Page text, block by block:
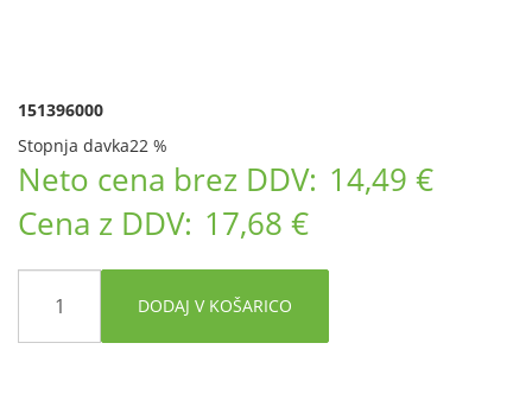
151396000
Stopnja davka22 %
Neto cena brez DDV: 14,49 €
Cena z DDV: 17,68 €
DODAJ V KOŠARICO